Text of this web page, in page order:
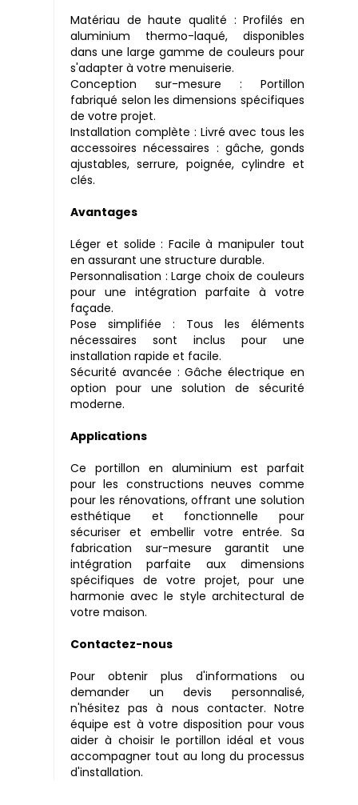
Matériau de haute qualité : Profilés en
aluminium thermo-laqué, disponibles
dans une large gamme de couleurs pour
s'adapter à votre menuiserie.
Conception sur-mesure : Portillon
fabriqué selon les dimensions spécifiques
de votre projet.
Installation complète : Livré avec tous les
accessoires nécessaires : gâche, gonds
ajustables, serrure, poignée, cylindre et
clés.
Avantages
Léger et solide : Facile à manipuler tout
en assurant une structure durable.
Personnalisation : Large choix de couleurs
pour une intégration parfaite à votre
façade.
Pose simplifiée : Tous les éléments
nécessaires sont inclus pour une
installation rapide et facile.
Sécurité avancée : Gâche électrique en
option pour une solution de sécurité
moderne.
Applications
Ce portillon en aluminium est parfait
pour les constructions neuves comme
pour les rénovations, offrant une solution
esthétique et fonctionnelle pour
sécuriser et embellir votre entrée. Sa
fabrication sur-mesure garantit une
intégration parfaite aux dimensions
spécifiques de votre projet, pour une
harmonie avec le style architectural de
votre maison.
Contactez-nous
Pour obtenir plus d'informations ou
demander un devis personnalisé,
n'hésitez pas à nous contacter. Notre
équipe est à votre disposition pour vous
aider à choisir le portillon idéal et vous
accompagner tout au long du processus
d'installation.